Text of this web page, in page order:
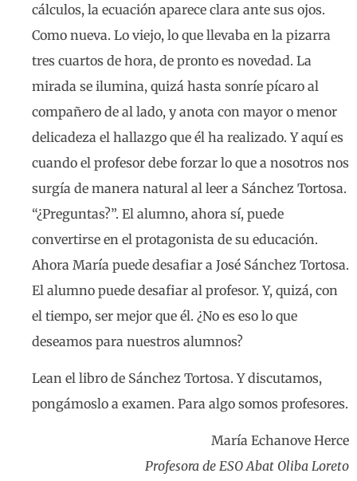
cálculos, la ecuación aparece clara ante sus ojos.
Como nueva. Lo viejo, lo que llevaba en la pizarra
tres cuartos de hora, de pronto es novedad. La
mirada se ilumina, quizá hasta sonríe pícaro al
compañero de al lado, y anota con mayor o menor
delicadeza el hallazgo que él ha realizado. Y aquí es
cuando el profesor debe forzar lo que a nosotros nos
surgía de manera natural al leer a Sánchez Tortosa.
“¿Preguntas?”. El alumno, ahora sí, puede
convertirse en el protagonista de su educación.
Ahora María puede desafiar a José Sánchez Tortosa.
El alumno puede desafiar al profesor. Y, quizá, con
el tiempo, ser mejor que él. ¿No es eso lo que
deseamos para nuestros alumnos?
Lean el libro de Sánchez Tortosa. Y discutamos,
pongámoslo a examen. Para algo somos profesores.
María Echanove Herce
Profesora de ESO Abat Oliba Loreto